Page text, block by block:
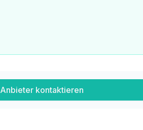
Anbieter kontaktieren